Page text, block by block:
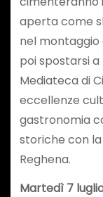
aperta come
nel
poi spostarsi a
Mediateca di
eccellenze
gastronomia
storiche con la
Reghena.
Martedì 7